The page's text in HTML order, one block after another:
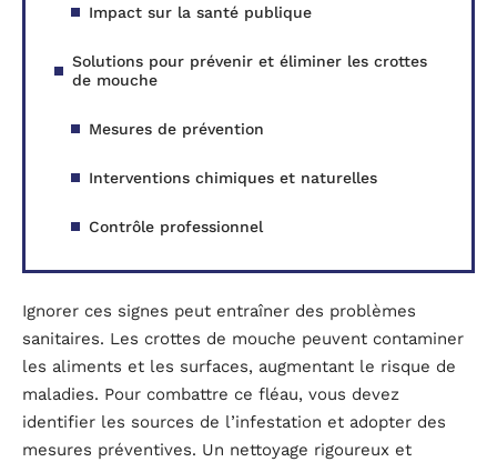
Impact sur la santé publique
Solutions pour prévenir et éliminer les crottes
de mouche
Mesures de prévention
Interventions chimiques et naturelles
Contrôle professionnel
Ignorer ces signes peut entraîner des problèmes
sanitaires. Les crottes de mouche peuvent contaminer
les aliments et les surfaces, augmentant le risque de
maladies. Pour combattre ce fléau, vous devez
identifier les sources de l’infestation et adopter des
mesures préventives. Un nettoyage rigoureux et